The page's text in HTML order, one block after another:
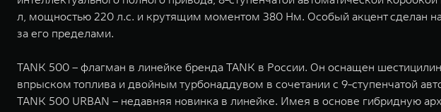
л, мощностью 220 л.с. и крутящим моментом 380 Нм. Особый акцент сделан
за его пределами.
TANK 500 – флагман в линейке бренда TANK в России. Он оснащен
впрыском топлива и двойным турбонаддувом в сочетании с 9-ступенчатой
TANK 500 URBAN – недавняя новинка в линейке. Имея в основе гибридную